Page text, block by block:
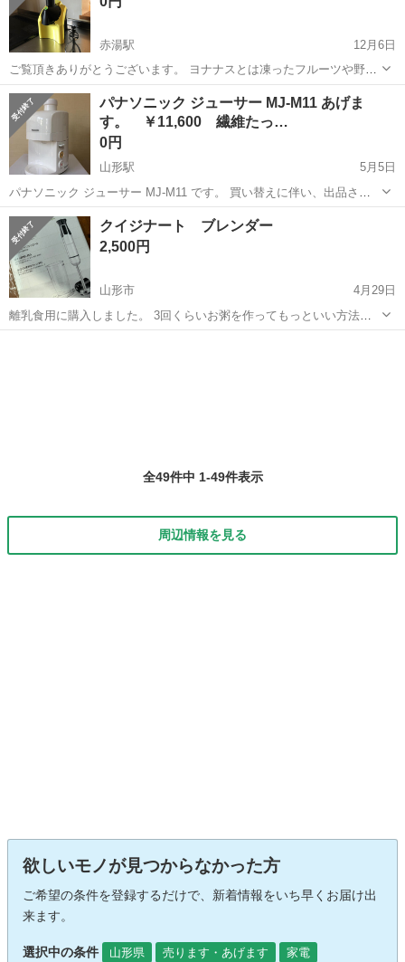
赤湯駅
12月6日
ご覧頂きありがとうございます。 ヨナナスとは凍ったフルーツや野菜
を使って作る新食感のフルーツのことです。
山形 南陽市 赤湯駅 キッチン家電
パナソニック ジューサー MJ-M11 あげま
す。 ￥11,600 繊維たっ…
0円
山形駅
5月5日
パナソニック ジューサー MJ-M11 です。 買い替えに伴い、出品させ
ていただいます。 食物繊維たっぷりの健康ドリンクをご家庭でいかが
でしょうか。 写真の本体のみの出品になります。 説明書はパナソニッ
ク...
山形 山形市 山形駅 キッチン家電
クイジナート ブレンダー
2,500円
山形市
4月29日
離乳食用に購入しました。 3回くらいお粥を作ってもっといい方法が
見つかったのでしまい込んでいました。 他に何か活用できればいいの
全49件中 1-49件表示
周辺情報を見る
欲しいモノが見つからなかった方
ご希望の条件を登録するだけで、新着情報をいち早くお届け出
来ます。
選択中の条件 山形県 売ります・あげます
家電